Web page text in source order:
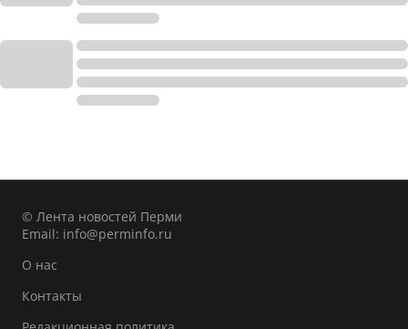
© Лента новостей Перми
Email: info@perminfo.ru
О нас
Контакты